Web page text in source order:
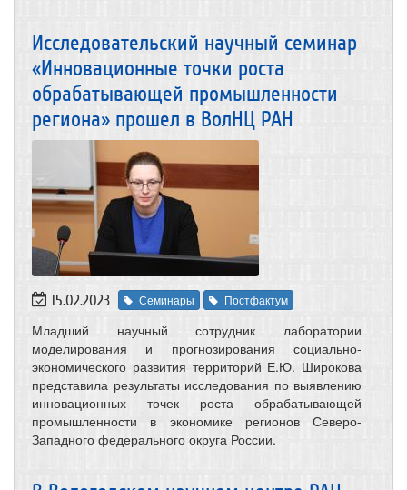
Исследовательский научный семинар
«Инновационные точки роста
обрабатывающей промышленности
региона» прошел в ВолНЦ РАН
15.02.2023 Семинары Постфактум
Младший научный сотрудник лаборатории
моделирования и прогнозирования социально-
экономического развития территорий Е.Ю. Широкова
представила результаты исследования по выявлению
инновационных точек роста обрабатывающей
промышленности в экономике регионов Северо-
Западного федерального округа России.